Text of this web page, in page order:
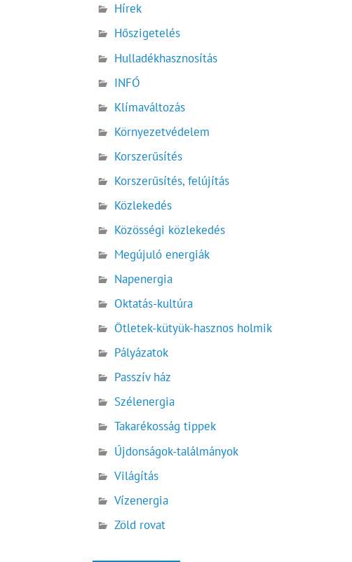
Hírek
Hőszigetelés
Hulladékhasznosítás
INFÓ
Klímaváltozás
Környezetvédelem
Korszerűsítés
Korszerűsítés, felújítás
Közlekedés
Közösségi közlekedés
Megújuló energiák
Napenergia
Oktatás-kultúra
Ötletek-kütyük-hasznos holmik
Pályázatok
Passzív ház
Szélenergia
Takarékosság tippek
Újdonságok-találmányok
Világítás
Vízenergia
Zöld rovat